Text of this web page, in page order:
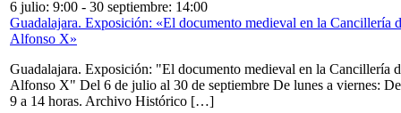
6 julio: 9:00 - 30 septiembre: 14:00
Guadalajara. Exposición: «El documento medieval en la Cancillería
Alfonso X»
Guadalajara. Exposición: "El documento medieval en la Cancillería
Alfonso X" Del 6 de julio al 30 de septiembre De lunes a viernes: De
9 a 14 horas. Archivo Histórico […]